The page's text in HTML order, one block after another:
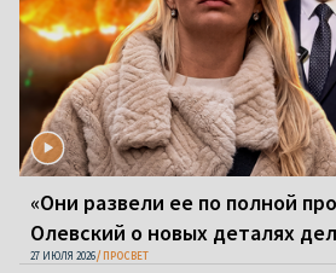
«Они развели ее по полной
Олевский о новых деталях
27 ИЮЛЯ 2026 ПРОСВЕТ